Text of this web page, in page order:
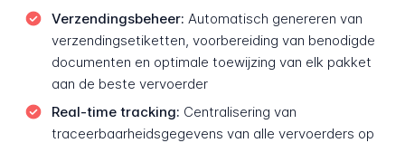
Verzendingsbeheer: Automatisch genereren van
verzendingsetiketten, voorbereiding van benodigde
documenten en optimale toewijzing van elk pakket
aan de beste vervoerder
Real-time tracking: Centralisering van
traceerbaarheidsgegevens van alle vervoerders op